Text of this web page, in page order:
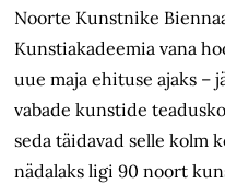
Noorte Kunstnike
Kunstiakadeemia vana
uue maja ehituse ajaks –
vabade kunstide
seda täidavad selle kolm
nädalaks ligi 90 noort